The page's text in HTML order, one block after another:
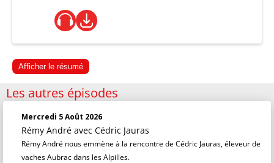
Afficher le résumé
Les autres épisodes
Mercredi 5 Août 2026
Rémy André avec Cédric Jauras
Rémy André nous emmène à la rencontre de Cédric Jauras, éleveur de
vaches Aubrac dans les Alpilles.